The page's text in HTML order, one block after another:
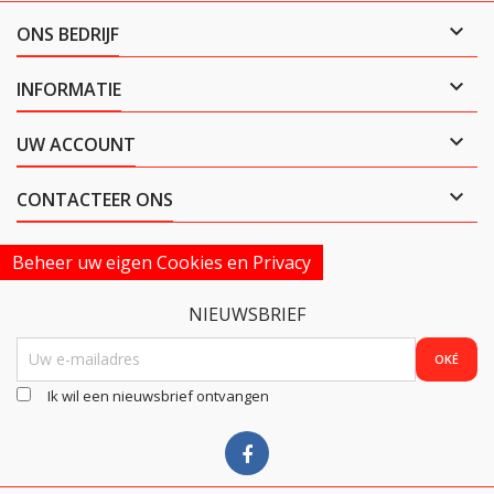
ONS BEDRIJF 
INFORMATIE 
UW ACCOUNT 
CONTACTEER ONS 
Beheer uw eigen Cookies en Privacy
NIEUWSBRIEF
Ik wil een nieuwsbrief ontvangen